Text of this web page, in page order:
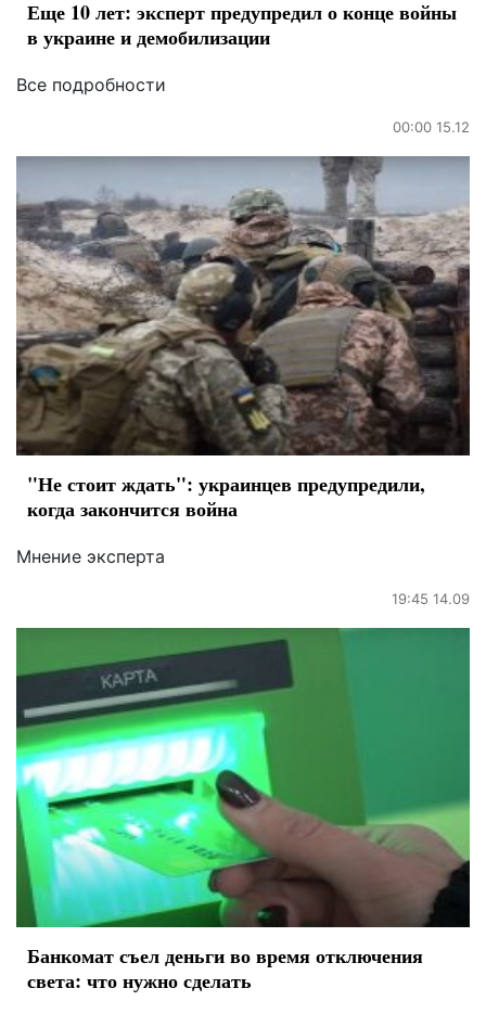
Еще 10 лет: эксперт предупредил о конце войны
в украине и демобилизации
Все подробности
00:00 15.12
"Не стоит ждать": украинцев предупредили,
когда закончится война
Мнение эксперта
19:45 14.09
Банкомат съел деньги во время отключения
света: что нужно сделать